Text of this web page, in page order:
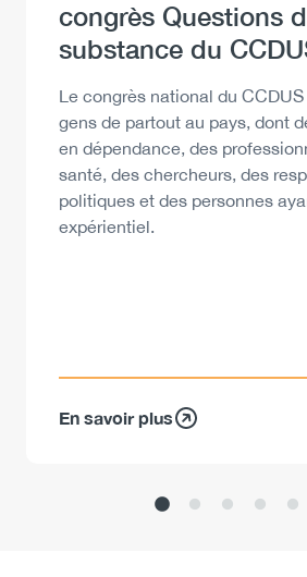
Heading
congrès Questions
substance du
Description
Le congrès national du
gens de partout au pays, dont
en dépendance, des
santé, des chercheurs, des
politiques et des personnes
expérientiel.
En savoir plus